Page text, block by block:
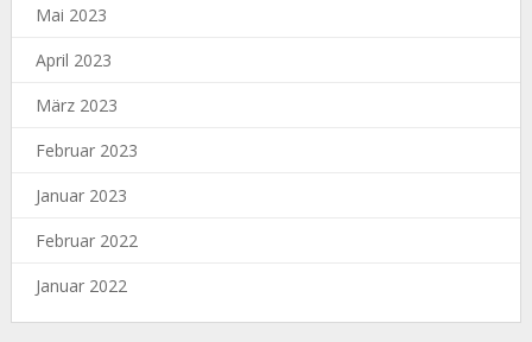
Mai 2023
April 2023
März 2023
Februar 2023
Januar 2023
Februar 2022
Januar 2022